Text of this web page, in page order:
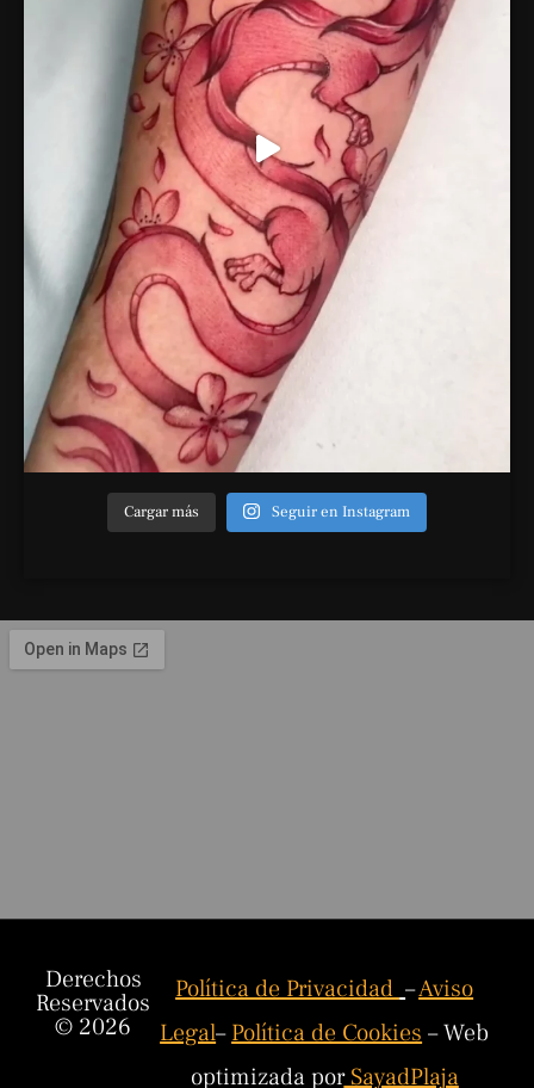
Cargar más Seguir en Instagram
Derechos
Reservados
© 2026
Política de Privacidad –Aviso
Legal–Política de Cookies – Web
optimizada porSayadPlaja